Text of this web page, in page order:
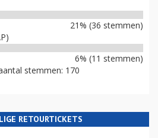
21% (36 stemmen)
6% (11 stemmen)
stemmen: 170
RETOURTICKETS